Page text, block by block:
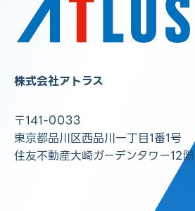
株式会社アトラス
〒141-0033
東京都品川区西品川一丁目1番1号
住友不動産大崎ガーデンタワー12階